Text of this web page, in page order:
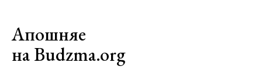
Апошняе
на Budzma.org